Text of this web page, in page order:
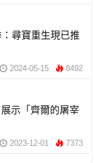
尋寶重生現已推
2024-05-15 8492
示「齊爾的屠宰
2023-12-01 7373